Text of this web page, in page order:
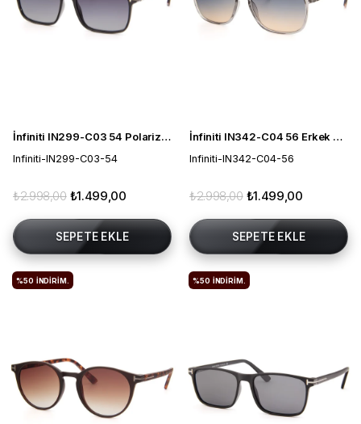
İnfiniti IN299-C03 54 Polarize Unisex Güneş Gözlüğü
Infiniti-IN299-C03-54
₺1.499,00
₺2.998,00
SEPETE EKLE
İnfiniti IN342-C04 56 Erkek Güneş Gözlüğü
Infiniti-IN342-C04-56
₺1.499,00
₺2.998,00
SEPETE EKLE
%50 İNDIRIM. %50 İNDIRIM.